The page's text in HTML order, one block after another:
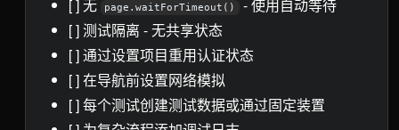
[ ] 无
page.waitForTimeout()
- 使用自动等待
[ ] 测试隔离 - 无共享状态
[ ] 通过设置项目重用认证状态
[ ] 在导航前设置网络模拟
[ ] 每个测试创建测试数据或通过固定装置